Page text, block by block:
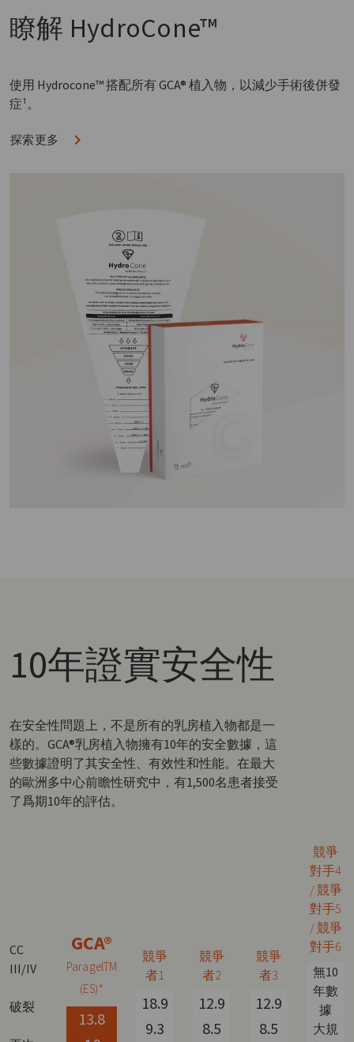
瞭解 HydroCone™
使用 Hydrocone™ 搭配所有 GCA® 植入物，以減少手術後併發
症¹。
探索更多
10年證實安全性
在安全性問題上，不是所有的乳房植入物都是一
樣的。GCA®乳房植入物擁有10年的安全數據，這
些數據證明了其安全性、有效性和性能。在最大
的歐洲多中心前瞻性研究中，有1,500名患者接受
了爲期10年的評估。
CC
III/IV
破裂
GCA®
ParagelTM
(ES)*
13.8
競爭
者1
18.9
9.3
競爭
者2
12.9
8.5
競爭
者3
12.9
8.5
競爭
對手4
/ 競爭
對手5
/ 競爭
對手6
無10
年數
據
大規